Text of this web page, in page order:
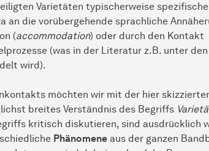
Varietäten typischerweise
an die vorübergehende sprachliche
(accommodation) oder durch den Kontakt
(was in der Literatur z.B. unter
wird).
möchten wir mit der hier
breites Verständnis des Begriffs
kritisch diskutieren, sind ausdrücklich
Phänomene aus der ganzen